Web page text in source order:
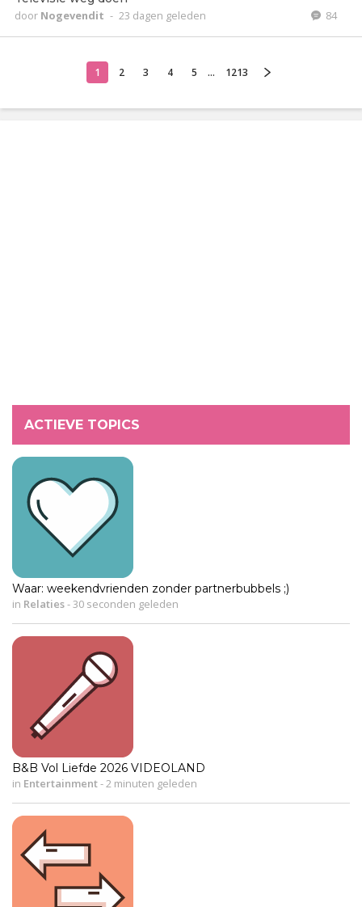
door Nogevendit - 23 dagen geleden 84
1 2 3 4 5 ... 1213
ACTIEVE TOPICS
Waar: weekendvrienden zonder partnerbubbels ;)
in Relaties- 30 seconden geleden
B&B Vol Liefde 2026 VIDEOLAND
in Entertainment- 2 minuten geleden